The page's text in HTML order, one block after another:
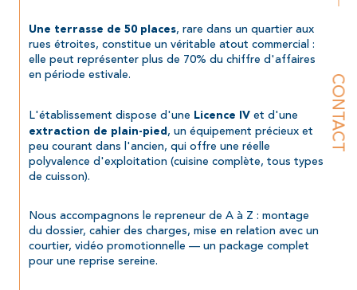
CONTACT
Une terrasse de 50 places, rare dans un quartier aux
rues étroites, constitue un véritable atout commercial :
elle peut représenter plus de 70% du chiffre d'affaires
en période estivale.
L'établissement dispose d'une Licence IV et d'une
extraction de plain-pied, un équipement précieux et
peu courant dans l'ancien, qui offre une réelle
polyvalence d'exploitation (cuisine complète, tous types
de cuisson).
Nous accompagnons le repreneur de A à Z : montage
du dossier, cahier des charges, mise en relation avec un
courtier, vidéo promotionnelle — un package complet
pour une reprise sereine.